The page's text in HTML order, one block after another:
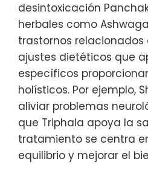
desintoxicación
herbales como
trastornos relacionados
ajustes dietéticos que
específicos
holísticos. Por ejemplo,
aliviar problemas
que Triphala apoya la
tratamiento se centra
equilibrio y mejorar el